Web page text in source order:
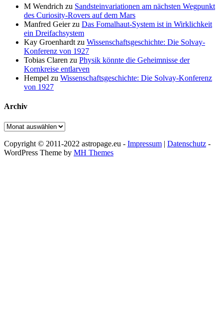
M Wendrich zu Sandsteinvariationen am nächsten Wegpunkt
des Curiosity-Rovers auf dem Mars
Manfred Geierzu Das Fomalhaut-System ist in Wirklichkeit
ein Dreifachsystem
Kay Groenhardt zu Wissenschaftsgeschichte: Die Solvay-
Konferenz von 1927
Tobias Claren zu Physik könnte die Geheimnisse der
Kornkreise entlarven
Hempel zu Wissenschaftsgeschichte: Die Solvay-Konferenz
von 1927
Archiv
Archiv
Copyright © 2011-2022 astropage.eu - Impressum | Datenschutz -
WordPress Theme by MH Themes